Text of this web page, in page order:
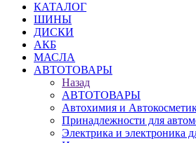
КАТАЛОГ
ШИНЫ
ДИСКИ
АКБ
МАСЛА
АВТОТОВАРЫ
Назад
АВТОТОВАРЫ
Автохимия и
Принадлежности для
Электрика и электроника